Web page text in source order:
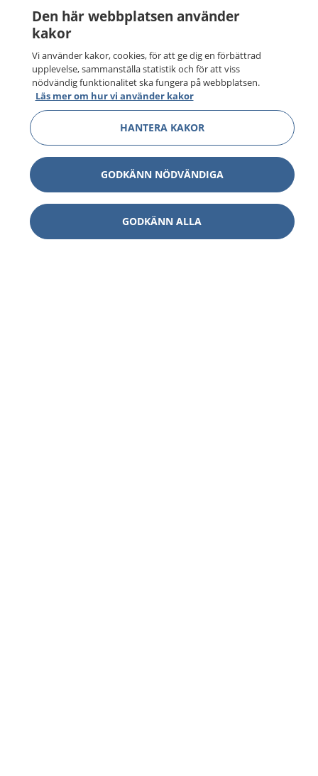
Den här webbplatsen använder
kakor
Vi använder kakor, cookies, för att ge dig en förbättrad
upplevelse, sammanställa statistik och för att viss
nödvändig funktionalitet ska fungera på webbplatsen.
Läs mer om hur vi använder kakor
HANTERA KAKOR
GODKÄNN NÖDVÄNDIGA
GODKÄNN ALLA